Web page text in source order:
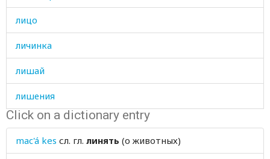
лицо
личинка
лишай
лишения
лишний
лоб
Click on a dictionary entry
mac'á kes сл. гл. линять (о животных)